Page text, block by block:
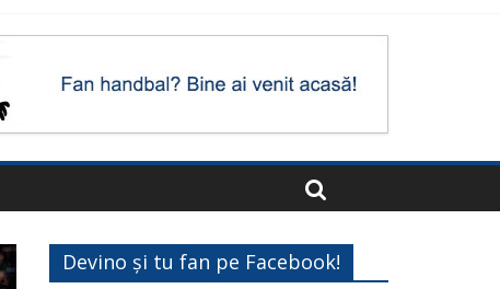
Devino și tu fan pe Facebook!